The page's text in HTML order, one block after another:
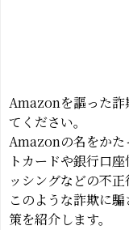
Amazonを謳った詐
てください。
Amazonの名をかた
トカードや銀行口
ッシングなどの不正
このような詐欺に
策を紹介します。